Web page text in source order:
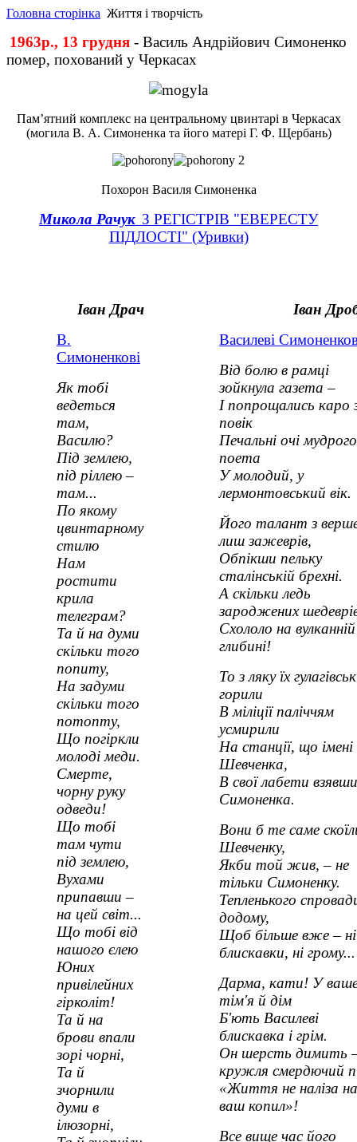
Головна сторінка Життя і творчість
1963р., 13 грудня - Василь Андрійович Симоненко
помер, похований у Черкасах
Пам’ятний комплекс на центральному цвинтарі в Черкасах
(могила В. А. Симоненка та його матері Г. Ф. Щербань)
Похорон Василя Симоненка
Микола Рачук З РЕГІСТРІВ "ЕВЕРЕСТУ
ПІДЛОСТІ" (Уривки)
Іван Драч
В.
Симоненкові
Як тобі
ведеться
там,
Василю?
Під землею,
під ріллею –
там...
По якому
цвинтарному
стилю
Нам
ростити
крила
телеграм?
Та й на думи
скільки того
попиту,
На задуми
скільки того
потопту,
Що погіркли
молоді меди.
Смерте,
чорну руку
одведи!
Що тобі
там чути
під землею,
Вухами
припавши –
на цей світ...
Що тобі від
нашого єлею
Юних
привілейних
гірколіт!
Та й на
брови впали
зорі чорні,
Та й
зчорнили
думи в
ілюзорні,
Іван
Василеві
Від болю в рамці
зойкнула газета –
І попрощались каро
повік
Печальні очі мудрого
поета
У молодий, у
лермонтовський вік.
Його талант з
лиш зажеврів,
Обпікши пельку
сталінській брехні.
А скільки ледь
зароджених
Схололо на вулканній
глибині!
То з ляку їх
горили
В міліції паліччям
усмирили
На станції, що імені
Шевченка,
В свої лабети взявши
Симоненка.
Вони б те саме
Шевченку,
Якби той жив, – не
тільки Симоненку.
Тепленького
додому,
Щоб більше вже – ні
блискавки, ні грому...
Дарма, кати! У
тім'я й дім
Б'ють Василеві
блискавка і грім.
Он шерсть димить
кружля смердючий
«Життя не наліза на
ваш копил»!
Все вище час його